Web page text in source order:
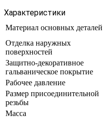
Характеристики
Материал основных деталей
Отделка наружных
поверхностей
Защитно-декоративное
гальваническое покрытие
Рабочее давление
Размер присоединительной
резьбы
Масса